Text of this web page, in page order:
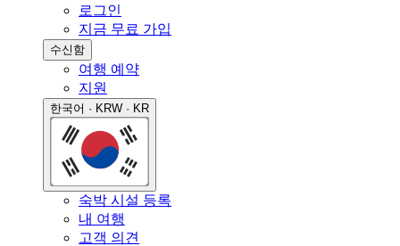
로그인
지금 무료 가입
수신함
여행 예약
지원
한국어 · KRW · KR
숙박 시설 등록
내 여행
고객 의견